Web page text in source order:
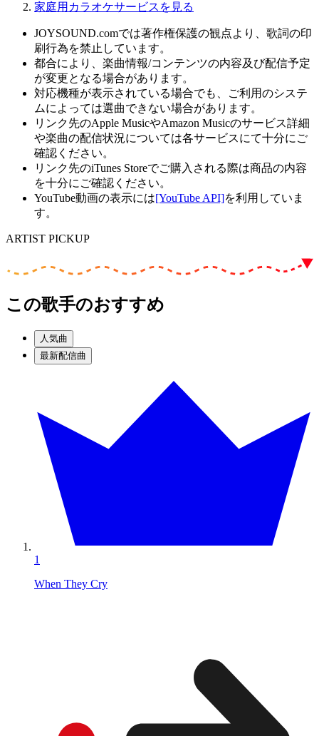
家庭用カラオケサービスを見る
JOYSOUND.comでは著作権保護の観点より、歌詞の印
刷行為を禁止しています。
都合により、楽曲情報/コンテンツの内容及び配信予定
が変更となる場合があります。
対応機種が表示されている場合でも、ご利用のシステ
ムによっては選曲できない場合があります。
リンク先のApple MusicやAmazon Musicのサービス詳細
や楽曲の配信状況については各サービスにて十分にご
確認ください。
リンク先のiTunes Storeでご購入される際は商品の内容
を十分にご確認ください。
YouTube動画の表示には[YouTube API]を利用していま
す。
ARTIST PICKUP
この歌手のおすすめ
人気曲
最新配信曲
1
When They Cry